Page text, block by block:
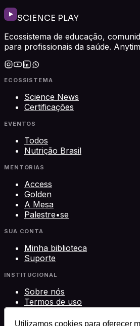
Utilizamos cookies para oferecer
SCIENCE PLAY
Ecossistema de educação,
para profissionais da saúde.
ECOSSISTEMA
Science News
Certificações
EVENTOS
Todos
Nutrição Brasil
MENTORIAS
Access
Golden
A Mesa
Palestre•se
SUA CONTA
Minha biblioteca
Suporte
INSTITUCIONAL
Sobre nós
Termos de uso
Privacidade
Contato